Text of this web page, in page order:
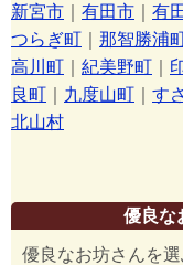
新宮市
有田市 有
つらぎ町
那智勝浦
高川町
紀美野町
良町
九度山町 す
北山村
優良な
優良なお坊さんを